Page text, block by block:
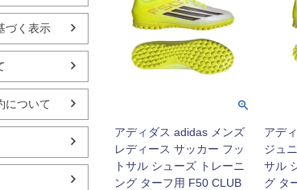
づく表示
について
アディダス adidas メンズ
レディース サッカー フッ
トサル シューズ トレーニ
ング ターフ用 F50 CLUB
アデ
ジュ
サル
グ タ